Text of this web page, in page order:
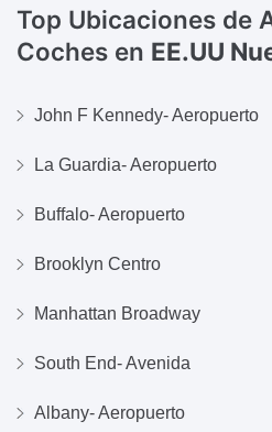
Top Ubicaciones de
Coches en EE.UU
John F Kennedy- Aeropuerto
La Guardia- Aeropuerto
Buffalo- Aeropuerto
Brooklyn Centro
Manhattan Broadway
South End- Avenida
Albany- Aeropuerto